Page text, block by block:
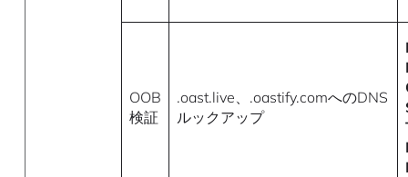
OOB
検証
.oast.live、.oastify.comへのDNS
ルックアップ